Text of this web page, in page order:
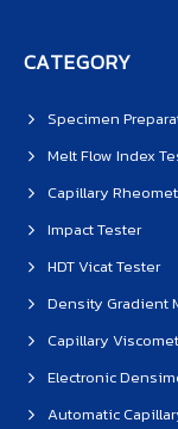
CATEGORY
Specimen
Melt Flow Index
Capillary
Impact Tester
HDT Vicat Tester
Density Gradient
Capillary
Electronic
Automatic